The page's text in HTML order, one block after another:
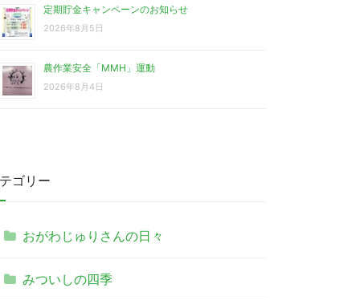
定期貯金キャンペーンのお知らせ
2026年8月5日
農作業安全「MMH」運動
2026年8月4日
ゴリー
おがわじゅりさんの日々
みついしの四季